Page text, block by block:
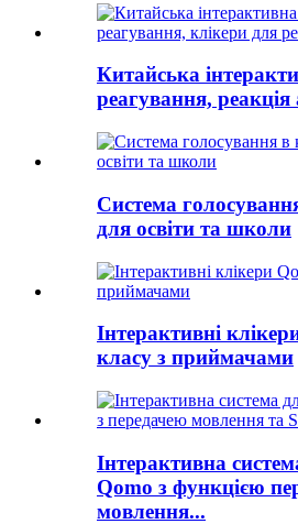
Китайська
реагування, реакція
Система
для освіти та школи
Інтерактивні
класу з приймачами
Інтерактивна
Qomo з функцією
мовлення...